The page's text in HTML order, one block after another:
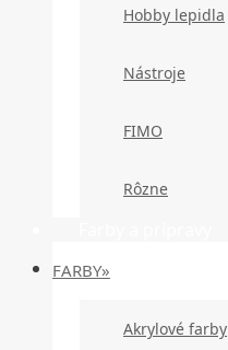
Hobby lepidla
Nástroje
FIMO
Rôzne
FARBY»
Akrylové farby